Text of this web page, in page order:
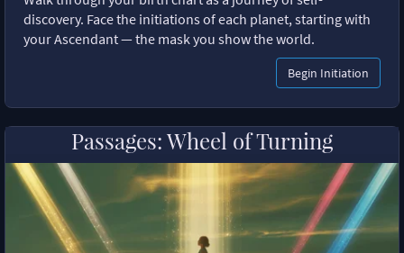
discovery. Face the initiations of each planet, starting with
your Ascendant — the mask you show the world.
Begin Initiation
Passages: Wheel of Turning